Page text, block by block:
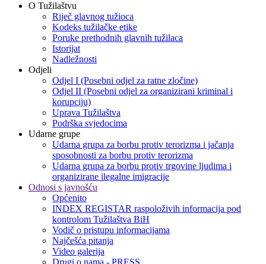
O Tužilaštvu
Riječ glavnog tužioca
Kodeks tužilačke etike
Poruke prethodnih glavnih tužilaca
Istorijat
Nadležnosti
Odjeli
Odjel I (Posebni odjel za ratne zločine)
Odjel II (Posebni odjel za organizirani kriminal i
korupciju)
Uprava Tužilaštva
Podrška svjedocima
Udarne grupe
Udarna grupa za borbu protiv terorizma i jačanja
sposobnosti za borbu protiv terorizma
Udarna grupa za borbu protiv trgovine ljudima i
organizirane ilegalne imigracije
Odnosi s javnošću
Općenito
INDEX REGISTAR raspoloživih informacija pod
kontrolom Tužilaštva BiH
Vodič o pristupu informacijama
Najčešća pitanja
Video galerija